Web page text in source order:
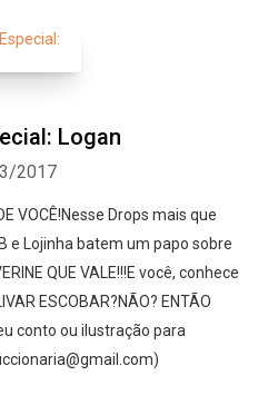
Logan
2017
VOCÊ!Nesse Drops mais que
e Lojinha batem um papo sobre
QUE VALE!!!E você, conhece
ESCOBAR?NÃO? ENTÃO
conto ou ilustração para